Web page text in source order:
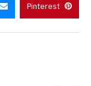
Pinterest